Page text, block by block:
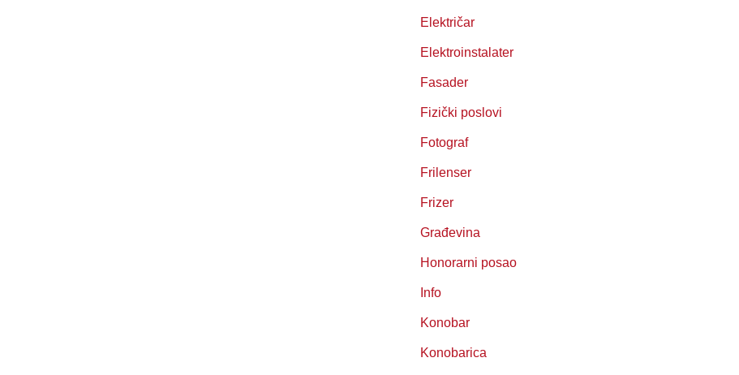
Električar
Elektroinstalater
Fasader
Fizički poslovi
Fotograf
Frilenser
Frizer
Građevina
Honorarni posao
Info
Konobar
Konobarica